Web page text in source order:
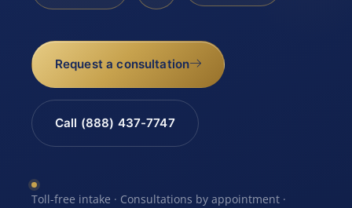
Request a consultation
Call (888) 437-7747
Toll-free intake · Consultations by appointment ·